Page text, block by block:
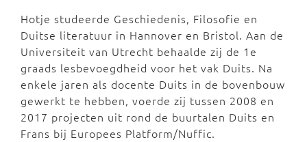
Hotje studeerde Geschiedenis, Filosofie en
Duitse literatuur in Hannover en Bristol. Aan de
Universiteit van Utrecht behaalde zij de 1e
graads lesbevoegdheid voor het vak Duits. Na
enkele jaren als docente Duits in de bovenbouw
gewerkt te hebben, voerde zij tussen 2008 en
2017 projecten uit rond de buurtalen Duits en
Frans bij Europees Platform/Nuffic.